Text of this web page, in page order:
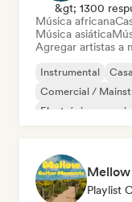
&gt; 1300
Música africana
Música asiática
Agregar artistas a
Instrumental
Comercial /
Electrónica
Playlist